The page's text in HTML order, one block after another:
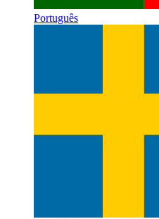
Português